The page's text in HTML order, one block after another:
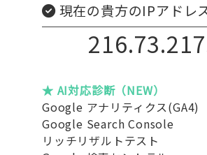
現在の貴方のIPアドレ
★ AI対応診断（NEW）
Google アナリティクス(GA4)
Google Search Console
リッチリザルトテスト